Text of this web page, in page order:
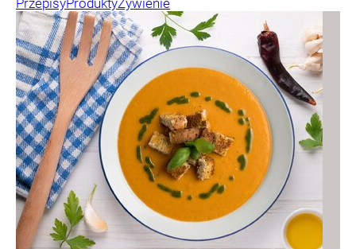
PrzepisyProduktyŻywienie